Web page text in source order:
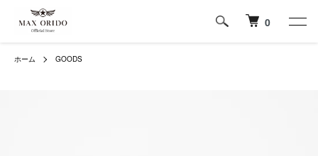
0
ホーム GOODS